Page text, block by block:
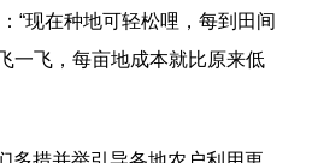
“现在种地可轻松哩，每到田间
一飞，每亩地成本就比原来低